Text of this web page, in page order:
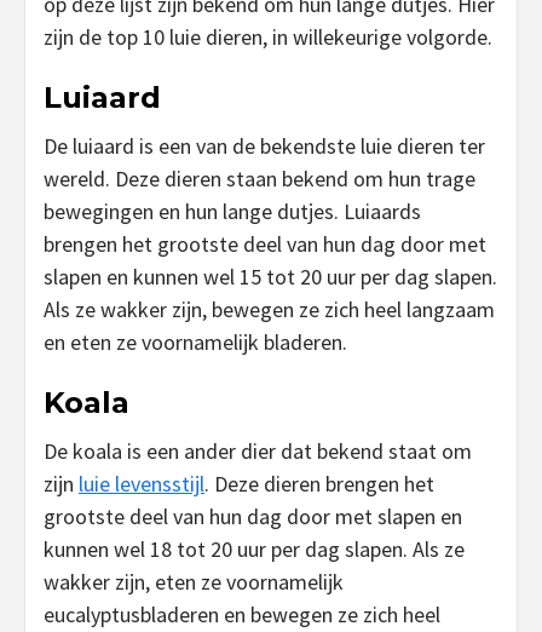
zijn de top 10 luie dieren, in willekeurige volgorde.
Luiaard
De luiaard is een van de bekendste luie dieren ter
wereld. Deze dieren staan bekend om hun trage
bewegingen en hun lange dutjes. Luiaards
brengen het grootste deel van hun dag door met
slapen en kunnen wel 15 tot 20 uur per dag slapen.
Als ze wakker zijn, bewegen ze zich heel langzaam
en eten ze voornamelijk bladeren.
Koala
De koala is een ander dier dat bekend staat om
zijn luie levensstijl. Deze dieren brengen het
grootste deel van hun dag door met slapen en
kunnen wel 18 tot 20 uur per dag slapen. Als ze
wakker zijn, eten ze voornamelijk
eucalyptusbladeren en bewegen ze zich heel